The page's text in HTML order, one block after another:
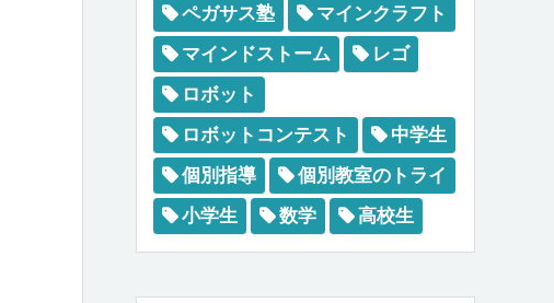
ペガサス塾
マインクラフト
マインドストーム
レゴ
ロボット
ロボットコンテスト
中学生
個別指導
個別教室のトライ
小学生
数学 高校生